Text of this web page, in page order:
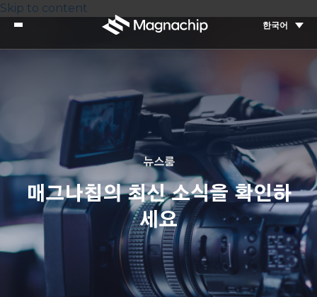
Skip to content
한국어
뉴스룸
매그나칩의 최신 소식을 확인하
세요